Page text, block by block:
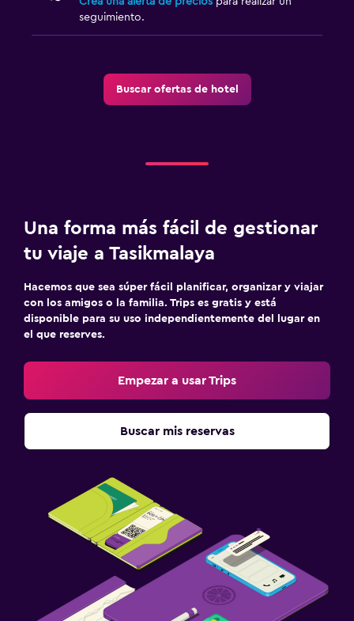
seguimiento.
Buscar ofertas de hotel
Una forma más fácil de gestionar
tu viaje a Tasikmalaya
Hacemos que sea súper fácil planificar, organizar y viajar
con los amigos o la familia. Trips es gratis y está
disponible para su uso independientemente del lugar en
el que reserves.
Empezar a usar Trips
Buscar mis reservas